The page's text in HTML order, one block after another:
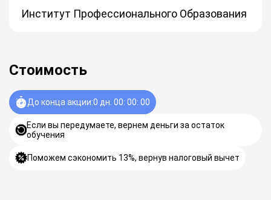
Институт Профессионального Образования
Стоимость
До конца акции:0 дн. 00: 00: 00
Если вы передумаете, вернем деньги за остаток
обучения
Поможем сэкономить 13%, вернув налоговый вычет